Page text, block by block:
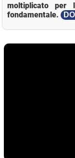
moltiplicato
fondamentale.